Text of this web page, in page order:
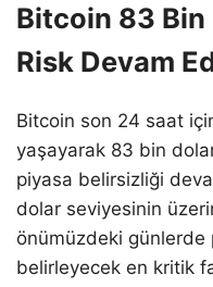
Bitcoin 83 Bin
Risk Devam
Bitcoin son 24 saat
yaşayarak 83 bin
piyasa belirsizliği
dolar seviyesinin
önümüzdeki günlerde
belirleyecek en kritik